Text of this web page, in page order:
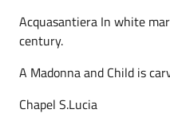
Acquasantiera In white
century.
A Madonna and Child is
Chapel S.Lucia